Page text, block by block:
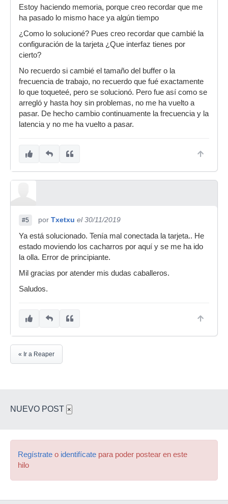
Estoy haciendo memoria, porque creo recordar que me
ha pasado lo mismo hace ya algún tiempo
¿Como lo solucioné? Pues creo recordar que cambié la
configuración de la tarjeta ¿Que interfaz tienes por
cierto?
No recuerdo si cambié el tamaño del buffer o la
frecuencia de trabajo, no recuerdo que fué exactamente
lo que toqueteé, pero se solucionó. Pero fue así como se
arregló y hasta hoy sin problemas, no me ha vuelto a
pasar. De hecho cambio continuamente la frecuencia y la
latencia y no me ha vuelto a pasar.
#5 por Txetxu el 30/11/2019
Ya está solucionado. Tenía mal conectada la tarjeta.. He
estado moviendo los cacharros por aquí y se me ha ido
la olla. Error de principiante.
Mil gracias por atender mis dudas caballeros.
Saludos.
« Ir a Reaper
NUEVO POST ×
Regístrate o identifícate para poder postear en este
hilo